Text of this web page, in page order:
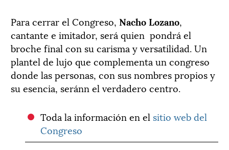
Para cerrar el Congreso, Nacho Lozano,
cantante e imitador, será quien pondrá el
broche final con su carisma y versatilidad. Un
plantel de lujo que complementa un congreso
donde las personas, con sus nombres propios y
su esencia, seránn el verdadero centro.
Toda la información en el sitio web del
Congreso